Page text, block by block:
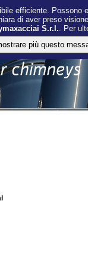
efficiente.
di aver preso
S.r.l.. Per